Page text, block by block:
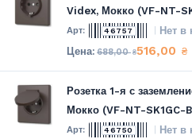
Videx, Мокко (VF-NT-
46757 Нет в
688,00₴516,00 ₴
Розетка 1-я с
Мокко (VF-NT-SK1GC-
46750 Нет в